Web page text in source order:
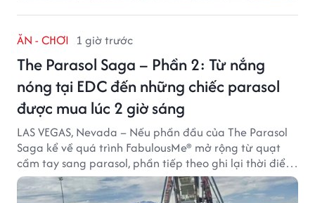
ĂN - CHƠI 1 giờ trước
The Parasol Saga – Phần 2: Từ nắng
nóng tại EDC đến những chiếc parasol
được mua lúc 2 giờ sáng
LAS VEGAS, Nevada – Nếu phần đầu của The Parasol
Saga kể về quá trình FabulousMe® mở rộng từ quạt
cầm tay sang parasol, phần tiếp theo ghi lại thời điểm
sản phẩm được thị trường đón nhận và dần vượt khỏi
công năng che nắng thông thường.